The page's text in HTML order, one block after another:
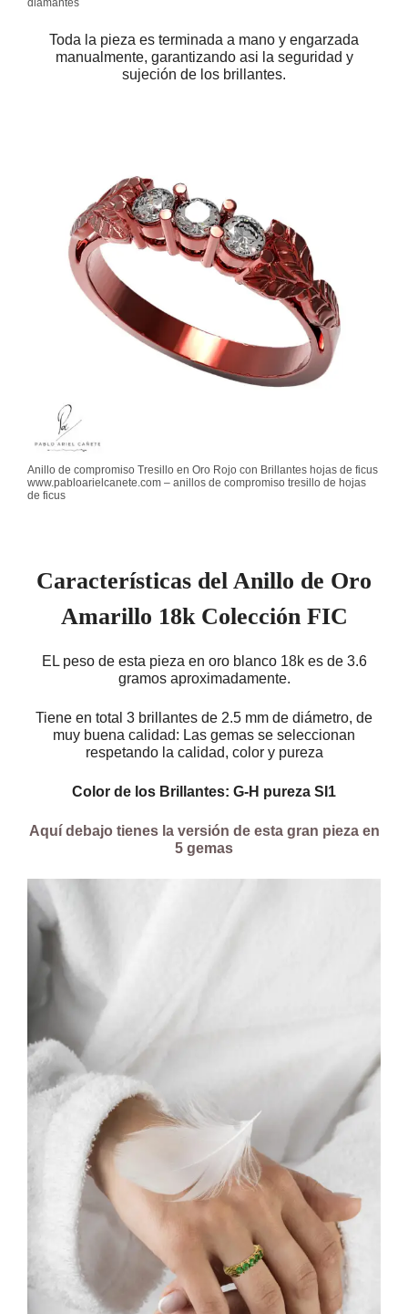
diamantes
Toda la pieza es terminada a mano y engarzada
manualmente, garantizando asi la seguridad y
sujeción de los brillantes.
Anillo de compromiso Tresillo en Oro Rojo con Brillantes hojas de ficus
www.pabloarielcanete.com – anillos de compromiso tresillo de hojas
de ficus
Características del Anillo de Oro
Amarillo 18k Colección FIC
EL peso de esta pieza en oro blanco 18k es de 3.6
gramos aproximadamente.
Tiene en total 3 brillantes de 2.5 mm de diámetro, de
muy buena calidad: Las gemas se seleccionan
respetando la calidad, color y pureza
Color de los Brillantes: G-H pureza SI1
Aquí debajo tienes la versión de esta gran pieza en
5 gemas